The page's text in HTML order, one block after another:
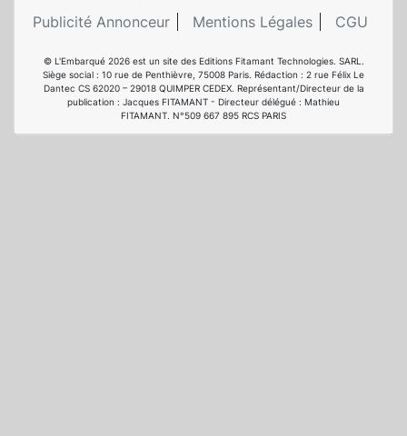
Publicité Annonceur
Mentions Légales CGU
© L'Embarqué 2026 est un site des Editions Fitamant Technologies. SARL.
Siège social : 10 rue de Penthièvre, 75008 Paris. Rédaction : 2 rue Félix Le
Dantec CS 62020 – 29018 QUIMPER CEDEX. Représentant/Directeur de la
publication : Jacques FITAMANT - Directeur délégué : Mathieu
FITAMANT. N°509 667 895 RCS PARIS